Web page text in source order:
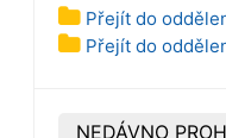
Přejít do
Přejít do
NEDÁVNO